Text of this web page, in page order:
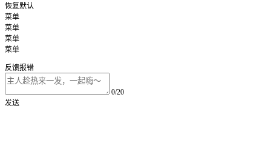
恢复默认
菜单
菜单
菜单
菜单
反馈报错
0/20
发送